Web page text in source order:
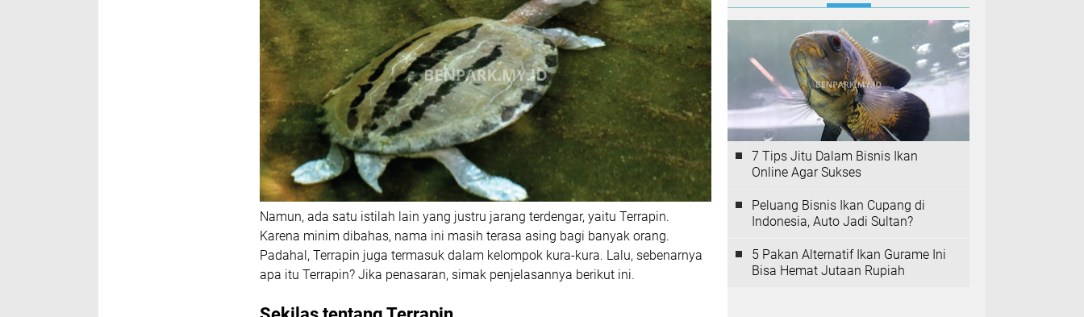
Namun, ada satu istilah lain yang justru jarang terdengar, yaitu Terrapin.
Karena minim dibahas, nama ini masih terasa asing bagi banyak orang.
Padahal, Terrapin juga termasuk dalam kelompok kura-kura. Lalu, sebenarnya
apa itu Terrapin? Jika penasaran, simak penjelasannya berikut ini.
7 Tips Jitu Dalam Bisnis Ikan
Online Agar Sukses
Peluang Bisnis Ikan Cupang di
Indonesia, Auto Jadi Sultan?
5 Pakan Alternatif Ikan Gurame Ini
Bisa Hemat Jutaan Rupiah